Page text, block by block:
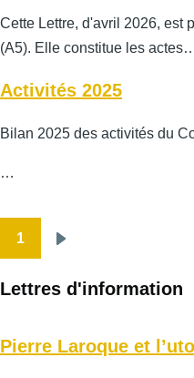
Cette Lettre, d'avril 2026, est
(A5). Elle constitue les
Activités 2025
Bilan 2025 des activités du
…
1
Lettres d'information
Pierre Laroque et